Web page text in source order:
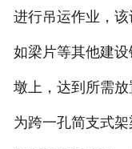
进行吊运作业，
如梁片等其他建
墩上，达到所需放
为跨一孔简支式